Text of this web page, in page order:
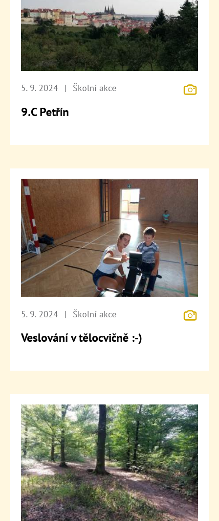
5. 9. 2024 | Školní akce
9.C Petřín
5. 9. 2024 | Školní akce
Veslování v tělocvičně :-)